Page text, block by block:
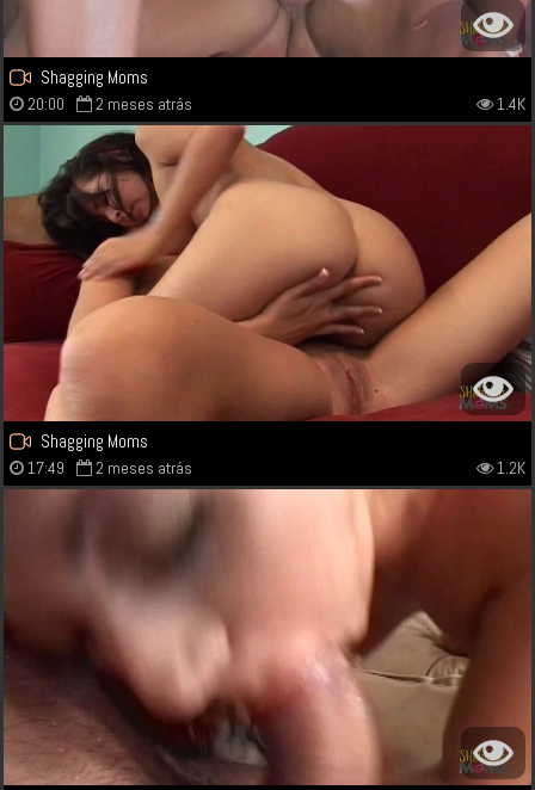
Shagging Moms
20:00 2 meses atrás 1.4K
Shagging Moms
17:49 2 meses atrás 1.2K